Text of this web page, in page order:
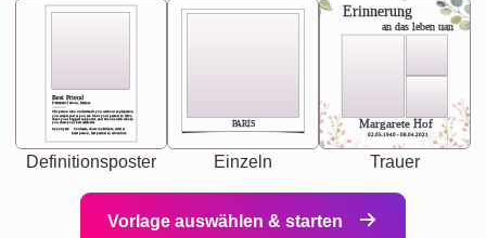
Best Friend
[<NAME>] Noun, feminie
Synonyms: Soulmate, closet confidante, sister at
heart person, life partner in adventure.
The person who understands you without explanation
you accepts just as you are. She's your partner in life's,
chaos your biggest supporter, and the one with whom
you share your best memories.
Definitionsposter
PARIS
Einzeln
Erinnerung
an das leben uan
Margarete Hof
02.05.1940 - 08.04.2021
Trauer
Vorlage auswählen & starten